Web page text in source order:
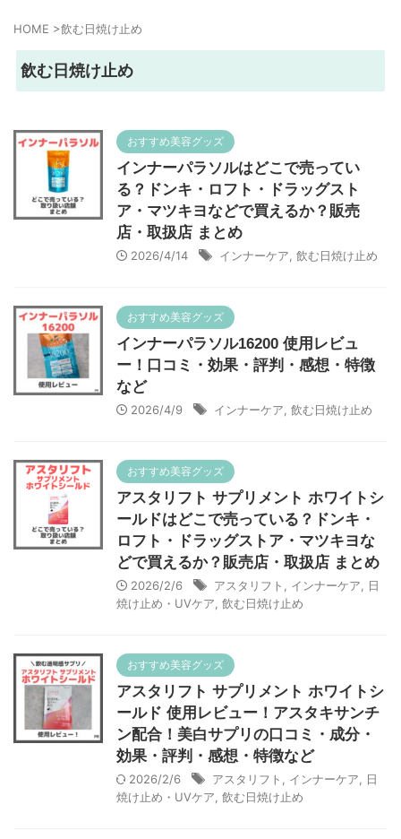
HOME >飲む日焼け止め
飲む日焼け止め
おすすめ美容グッズ
インナーパラソルはどこで売ってい
る？ドンキ・ロフト・ドラッグスト
ア・マツキヨなどで買えるか？販売
店・取扱店 まとめ
2026/4/14 インナーケア 飲む日焼け止め
おすすめ美容グッズ
インナーパラソル16200 使用レビュ
ー！口コミ・効果・評判・感想・特徴
など
2026/4/9 インナーケア 飲む日焼け止め
おすすめ美容グッズ
アスタリフト サプリメント ホワイトシ
ールドはどこで売っている？ドンキ・
ロフト・ドラッグストア・マツキヨな
どで買えるか？販売店・取扱店 まとめ
2026/2/6 アスタリフト インナーケア
日
焼け止め・UVケア 飲む日焼け止め
おすすめ美容グッズ
アスタリフト サプリメント ホワイトシ
ールド 使用レビュー！アスタキサンチ
ン配合！美白サプリの口コミ・成分・
効果・評判・感想・特徴など
2026/2/6 アスタリフト インナーケア
日
焼け止め・UVケア 飲む日焼け止め